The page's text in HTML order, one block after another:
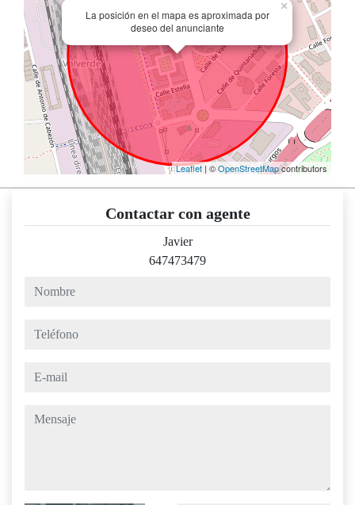
La posición en el mapa es aproximada por
deseo del anunciante
×
Leaflet | ©OpenStreetMapcontributors
Contactar con agente
Javier
647473479
nombre
teléfono
e-mail
mensaje